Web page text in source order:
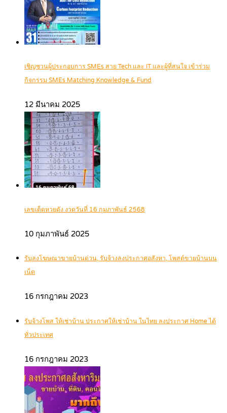
เชิญชวนผู้ประกอบการ SMEs สาย Tech และ IT และผู้ที่สนใจ เข้าร่วม
กิจกรรม SMEs Matching Knowledge & Fund
12 มีนาคม 2025
เลขเด็ดหวยดัง งวดวันที่ 16 กุมภาพันธ์ 2568
10 กุมภาพันธ์ 2025
รับลงโฆษณาขายบ้านด่วน, รับจ้างลงประกาศอสังหา, โพสต์ขายบ้านบน
เน็ต
16 กรกฎาคม 2023
รับจ้างโพส ให้เช่าบ้าน ประกาศให้เช่าบ้าน ในไทย ลงประกาศ Home ได้
ทั่วประเทศ
16 กรกฎาคม 2023